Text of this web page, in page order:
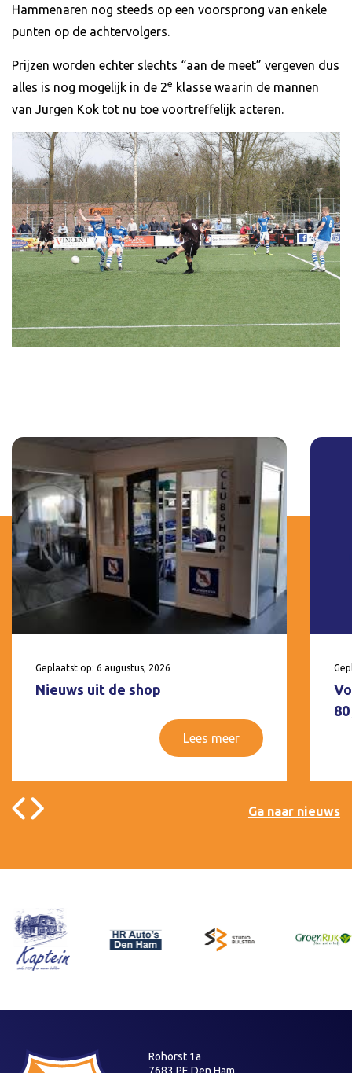
Hammenaren nog steeds op een voorsprong van enkele
punten op de achtervolgers.
Prijzen worden echter slechts “aan de meet” vergeven dus
alles is nog mogelijk in de 2e klasse waarin de mannen
van Jurgen Kok tot nu toe voortreffelijk acteren.
Geplaatst op: 6 augustus, 2026
Nieuws uit de shop
Lees meer
Ga naar nieuws
Rohorst 1a